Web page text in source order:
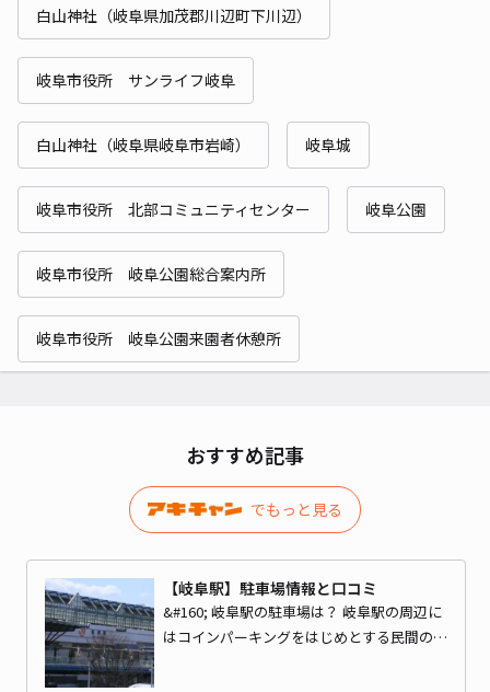
白山神社（岐阜県加茂郡川辺町下川辺）
岐阜市役所 サンライフ岐阜
白山神社（岐阜県岐阜市岩崎） 岐阜城
岐阜市役所 北部コミュニティセンター 岐阜公園
岐阜市役所 岐阜公園総合案内所
岐阜市役所 岐阜公園来園者休憩所
おすすめ記事
でもっと見る
【岐阜駅】駐車場情報と口コミ
&#160; 岐阜駅の駐車場は？ 岐阜駅の周辺に
はコインパーキングをはじめとする民間の…